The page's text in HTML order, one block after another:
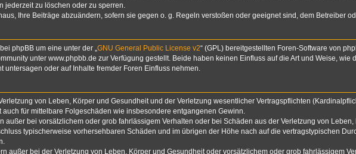
jederzeit zu löschen oder zu sperren.
Ihre Beiträge abzuändern, sofern sie gegen o. g. Regeln verstoßen oder geeignet sind, dem Betreiber
phpBB um eine unter der „GNU General Public License v2“ (GPL) bereitgestellten Foren-Software von
unter www.phpbb.de zur Verfügung gestellt. Beide haben keinen Einfluss auf die Art und Weise,
untersagen oder auf Inhalte fremder Foren Einfluss nehmen.
von Leben, Körper und Gesundheit und der Verletzung wesentlicher Vertragspflichten
für mittelbare Folgeschäden wie insbesondere entgangenen Gewinn.
außer bei vorsätzlichem oder grob fahrlässigem Verhalten oder bei Schäden aus der Verletzung von
typischerweise vorhersehbaren Schäden und im übrigen der Höhe nach auf die vertragstypischen
außer bei der Verletzung von Leben, Körper und Gesundheit oder vorsätzlichem oder grob fahrlässigem